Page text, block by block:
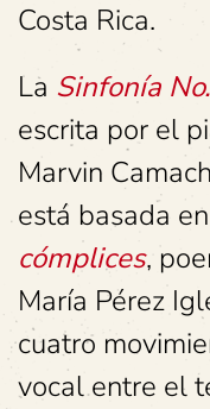
Costa Rica.
La Sinfonía
escrita por el
Marvin
está basada en
cómplices,
María Pérez
cuatro
vocal entre el